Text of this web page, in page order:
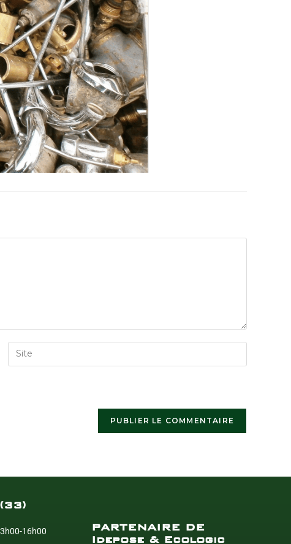
16h00
PARTENAIRE DE
Idepose & Ecologic